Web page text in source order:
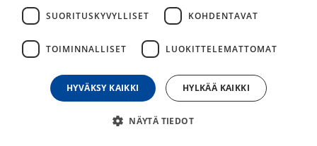
kaikkeen, mitä voit tehdä kahdella pyörällä. Innovatiiviset
tarjoavat lisäsuojaa mahdollisia iskuja vastaan ja tuo
170,00€
SUORITUSKYVYLLISET KOHDENTAVAT
TOIMINNALLISET LUOKITTELEMATTOMAT
HYVÄKSY KAIKKI HYLKÄÄ KAIKKI
NÄYTÄ TIEDOT